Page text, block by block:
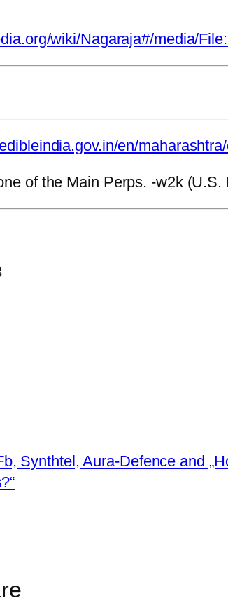
wiki/Nagaraja#/media/
en/
of the Main Perps. -w2k (U.S.
Synthtel, Aura-Defence and